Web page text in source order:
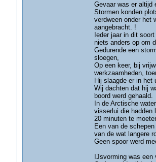
Gevaar was er altijd
Stormen konden
verdween onder het
aangebracht. !
Ieder jaar in dit
niets anders op om
Gedurende een
sloegen,
Op een keer, bij
werkzaamheden,
Hij slaagde er in het
Wij dachten dat hij
boord werd gehaald.
In de Arctische
visserlui die hadden
20 minuten te
Een van de
van de wat langere
Geen spoor werd
IJsvorming was